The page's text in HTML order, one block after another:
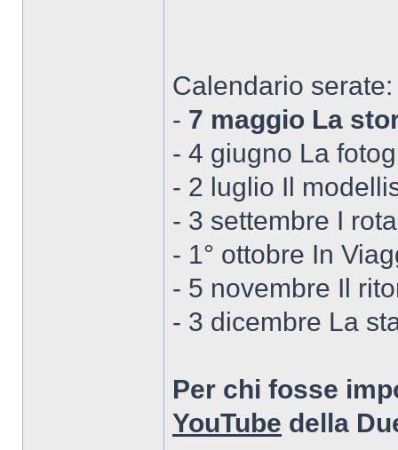
Calendario serate:
- 7 maggio La
- 4 giugno La
- 2 luglio Il
- 3 settembre I
- 1° ottobre In
- 5 novembre Il
- 3 dicembre La
Per chi fosse
YouTube della